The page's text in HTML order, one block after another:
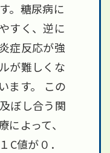
。糖尿病に
すく、逆に
症反応が強
が難しくな
ます。 この
ぼし合う関
よって、
C値が０．